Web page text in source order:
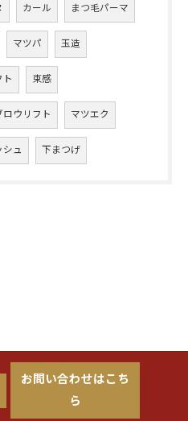
カール まつ毛パーマ
マツパ 玉造
束感
ウリフト マツエク
ュ 下まつげ
お問い合わせはこち
ら